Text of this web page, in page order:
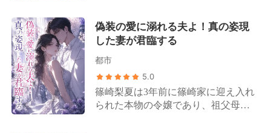
に苛まれることとなる。 元恋人も涙
ながらにすがりついてきた。「俺が
悪かった。子供に免じて、許してく
れないか？」 その時、冷ややかな声
が響き渡る。「私の子供が、君と何
の関係がある？」 端正な容貌と冷徹
な手腕を持ち、無数の令嬢たちを平
伏させる鈴木家のトップ・鈴木翔太
界から出て行って」 離婚後、片山美
月はトップ富豪の令嬢としての身分
を取り戻し、3人の兄から社交界で誰
を赤くして協議書を粉々に引き裂い
た。「誰が離婚すると言った、俺は
なら彼女は、いつか必ず彼から別れ
を告げられる日が来ることを、痛い
ほど理解していたからだ。 けれど、
るとは、思いもしなかった。 大塚英
志がずっと心に秘めていた最愛の女
性、坂本真綾。彼女が帰国するや否
偽装の愛に溺れる夫よ！真の姿現
した妻が君臨する
都市
5.0
篠崎梨夏は3年前に篠崎家に迎え入れ
られた本物の令嬢であり、祖父母の